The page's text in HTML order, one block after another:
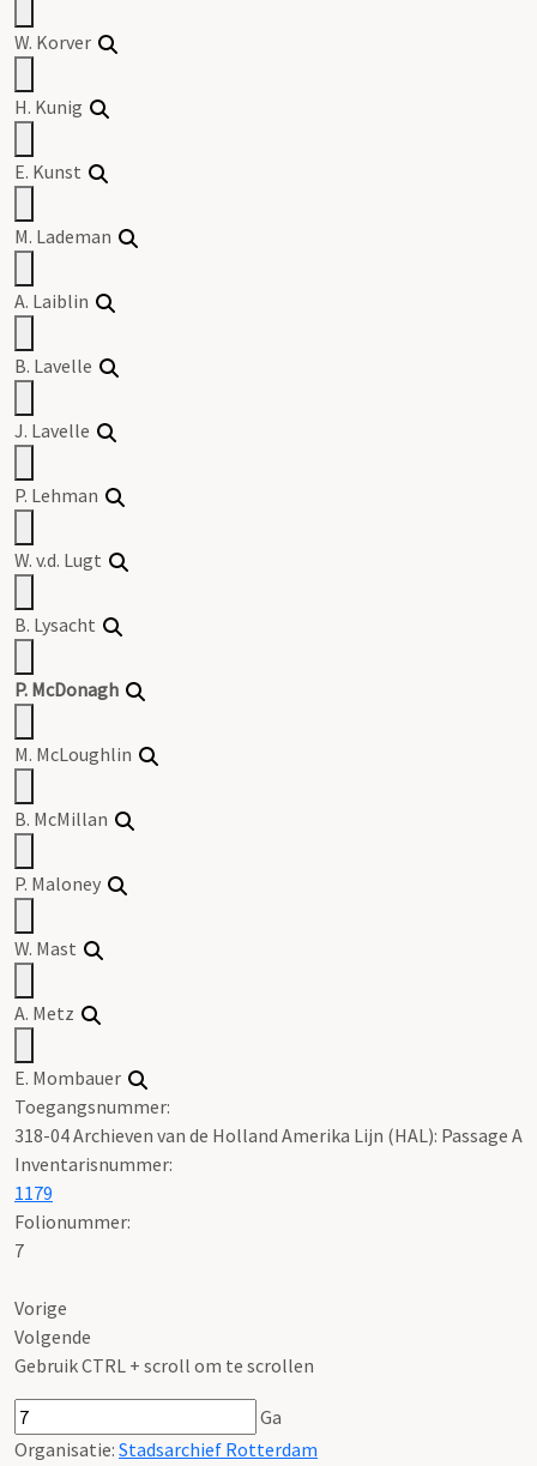
W. Korver
H. Kunig
E. Kunst
M. Lademan
A. Laiblin
B. Lavelle
J. Lavelle
P. Lehman
W. v.d. Lugt
B. Lysacht
P. McDonagh
M. McLoughlin
B. McMillan
P. Maloney
W. Mast
A. Metz
E. Mombauer
Toegangsnummer:
318-04 Archieven van de Holland Amerika Lijn (HAL): Passage A
Inventarisnummer:
1179
Folionummer:
7
Vorige
Volgende
Gebruik CTRL + scroll om te scrollen
Ga
Organisatie: Stadsarchief Rotterdam